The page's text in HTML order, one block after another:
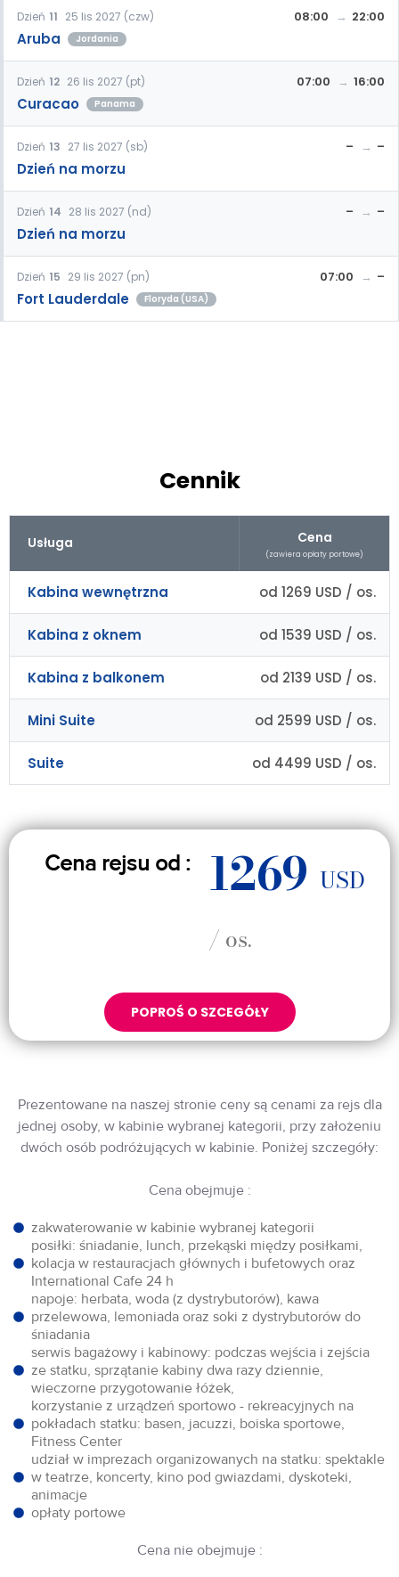
Dzień 11 25 lis 2027 (czw)
Aruba Jordania
08:00 22:00
Dzień 12 26 lis 2027 (pt)
Curacao Panama
07:00 16:00
Dzień 13 27 lis 2027 (sb)
Dzień na morzu
– –
Dzień 14 28 lis 2027 (nd)
Dzień na morzu
– –
Dzień 15 29 lis 2027 (pn)
Fort Lauderdale Floryda (USA)
07:00 –
Cennik
Usługa Cena
(zawiera opłaty portowe)
Kabina wewnętrzna od 1269 USD / os.
Kabina z oknem od 1539 USD / os.
Kabina z balkonem od 2139 USD / os.
Mini Suite od 2599 USD / os.
Suite od 4499 USD / os.
Cena rejsu od : 1269 USD
/ os.
POPROŚ O SZCEGÓŁY
Prezentowane na naszej stronie ceny są cenami za rejs dla
jednej osoby, w kabinie wybranej kategorii, przy założeniu
dwóch osób podróżujących w kabinie. Poniżej szczegóły:
Cena obejmuje :
zakwaterowanie w kabinie wybranej kategorii
posiłki: śniadanie, lunch, przekąski między posiłkami,
kolacja w restauracjach głównych i bufetowych oraz
International Cafe 24 h
napoje: herbata, woda (z dystrybutorów), kawa
przelewowa, lemoniada oraz soki z dystrybutorów do
śniadania
serwis bagażowy i kabinowy: podczas wejścia i zejścia
ze statku, sprzątanie kabiny dwa razy dziennie,
wieczorne przygotowanie łóżek,
korzystanie z urządzeń sportowo - rekreacyjnych na
pokładach statku: basen, jacuzzi, boiska sportowe,
Fitness Center
udział w imprezach organizowanych na statku: spektakle
w teatrze, koncerty, kino pod gwiazdami, dyskoteki,
animacje
opłaty portowe
Cena nie obejmuje :